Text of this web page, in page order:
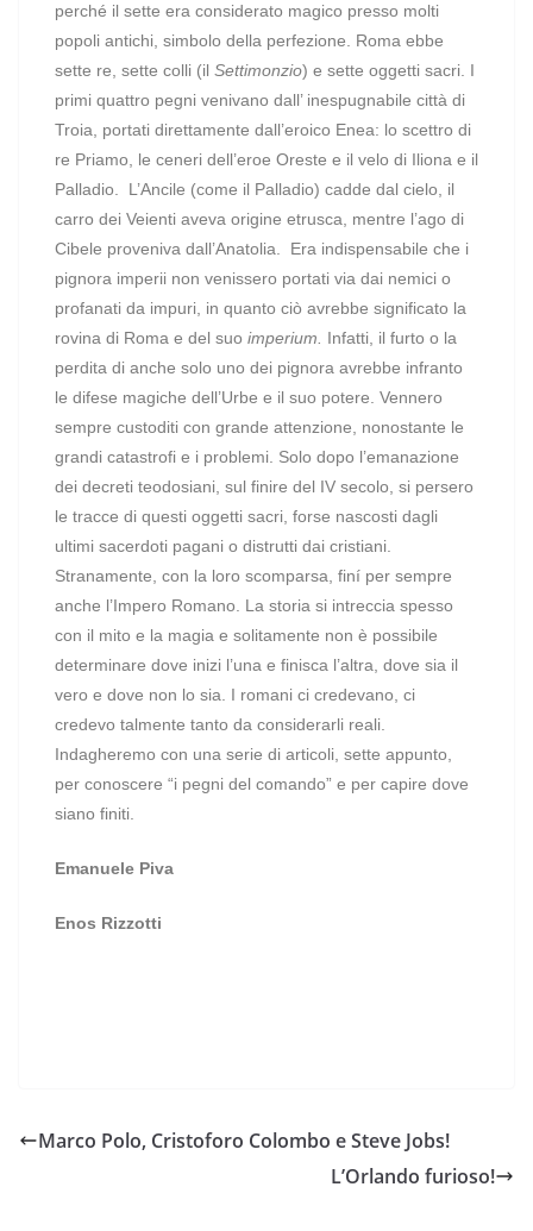
perché il sette era considerato magico presso molti
popoli antichi, simbolo della perfezione. Roma ebbe
sette re, sette colli (il Settimonzio) e sette oggetti sacri. I
primi quattro pegni venivano dall’ inespugnabile città di
Troia, portati direttamente dall’eroico Enea: lo scettro di
re Priamo, le ceneri dell’eroe Oreste e il velo di Iliona e il
Palladio. L’Ancile (come il Palladio) cadde dal cielo, il
carro dei Veienti aveva origine etrusca, mentre l’ago di
Cibele proveniva dall’Anatolia. Era indispensabile che i
pignora imperii non venissero portati via dai nemici o
profanati da impuri, in quanto ciò avrebbe significato la
rovina di Roma e del suo imperium.
Infatti, il furto o la
perdita di anche solo uno dei pignora avrebbe infranto
le difese magiche dell’Urbe e il suo potere. Vennero
sempre custoditi con grande attenzione, nonostante le
grandi catastrofi e i problemi. Solo dopo l’emanazione
dei decreti teodosiani, sul finire del IV secolo, si persero
le tracce di questi oggetti sacri, forse nascosti dagli
ultimi sacerdoti pagani o distrutti dai cristiani.
Stranamente, con la loro scomparsa, finí per sempre
anche l’Impero Romano. La storia si intreccia spesso
con il mito e la magia e solitamente non è possibile
determinare dove inizi l’una e finisca l’altra, dove sia il
vero e dove non lo sia. I romani ci credevano, ci
credevo talmente tanto da considerarli reali.
Indagheremo con una serie di articoli, sette appunto,
per conoscere “i pegni del comando” e per capire dove
siano finiti.
Emanuele Piva
Enos Rizzotti
Marco Polo, Cristoforo Colombo e Steve Jobs!
L’Orlando furioso!